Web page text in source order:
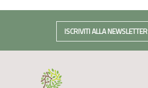
ISCRIVITI ALLA NEWSLETTER